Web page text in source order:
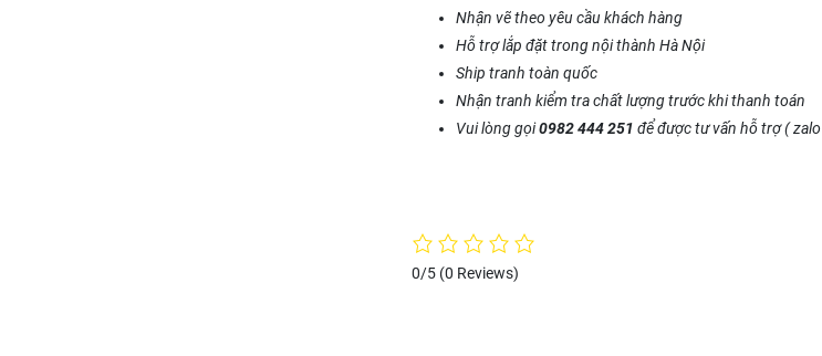
Nhận vẽ theo yêu cầu khách hàng
Hỗ trợ lắp đặt trong nội thành Hà Nội
Ship tranh toàn quốc
Nhận tranh kiểm tra chất lượng trước khi thanh toán
Vui lòng gọi0982 444 251 để được tư vấn hỗ trợ (
0/5 (0 Reviews)